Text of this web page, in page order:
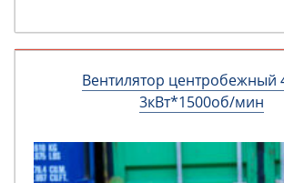
Вентилятор центробежный
3кВт*1500об/мин